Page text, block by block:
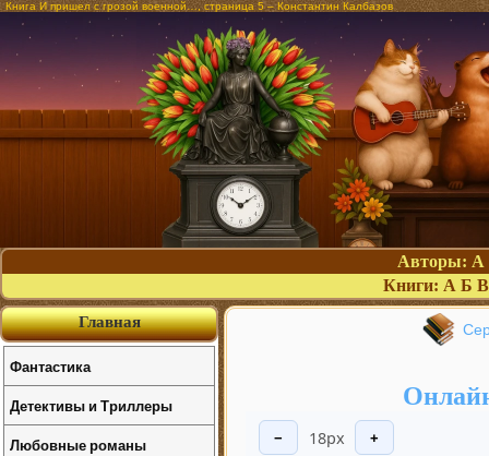
Книга И пришел с грозой военной…, страница 5 – Константин Калбазов
Авторы: А
Книги: А Б В
− 18px +
Главная
Фантастика
Детективы и Триллеры
Любовные романы